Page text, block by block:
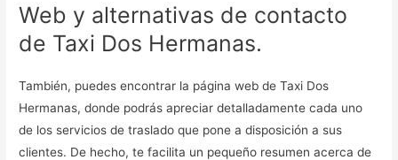
Web y alternativas de contacto
de Taxi Dos Hermanas.
También, puedes encontrar la página web de Taxi Dos
Hermanas, donde podrás apreciar detalladamente cada uno
de los servicios de traslado que pone a disposición a sus
clientes. De hecho, te facilita un pequeño resumen acerca de